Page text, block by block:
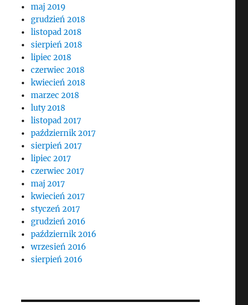
maj 2019
grudzień 2018
listopad 2018
sierpień 2018
lipiec 2018
czerwiec 2018
kwiecień 2018
marzec 2018
luty 2018
listopad 2017
październik 2017
sierpień 2017
lipiec 2017
czerwiec 2017
maj 2017
kwiecień 2017
styczeń 2017
grudzień 2016
październik 2016
wrzesień 2016
sierpień 2016